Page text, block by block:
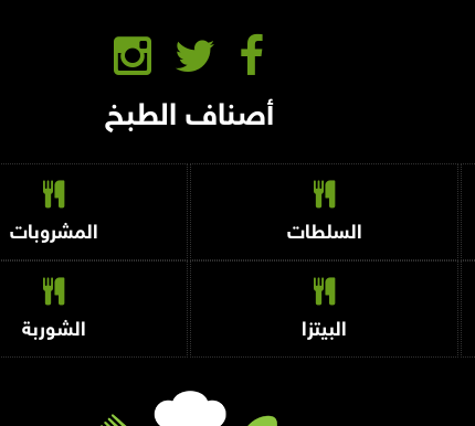
أصناف الطبخ
السلطات المشروبات
البيتزا الشوربة